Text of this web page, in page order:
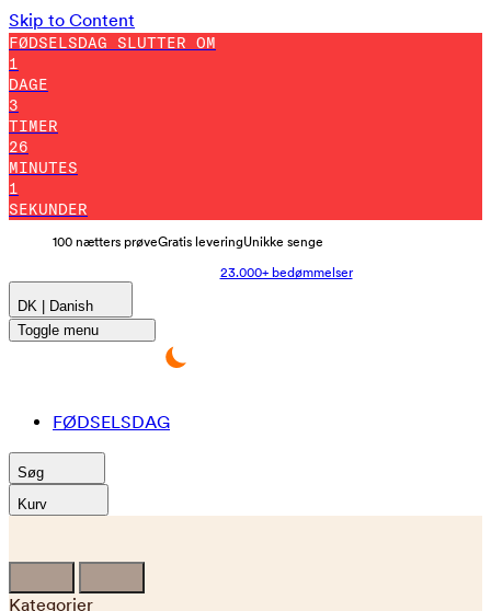
Skip to Content
FØDSELSDAG SLUTTER OM
1
DAGE
3
TIMER
25
MINUTES
52
SEKUNDER
100 nætters prøveGratis leveringUnikke senge
23.000+ bedømmelser
DK | Danish
Toggle menu
FØDSELSDAG
Søg
Kurv
Kategorier